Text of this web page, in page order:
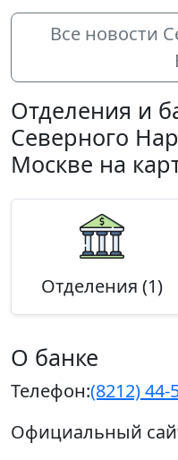
Все новости
Отделения и
Северного
Москве на
Отделения (1)
О банке
Телефон:(8212) 44-
Официальный